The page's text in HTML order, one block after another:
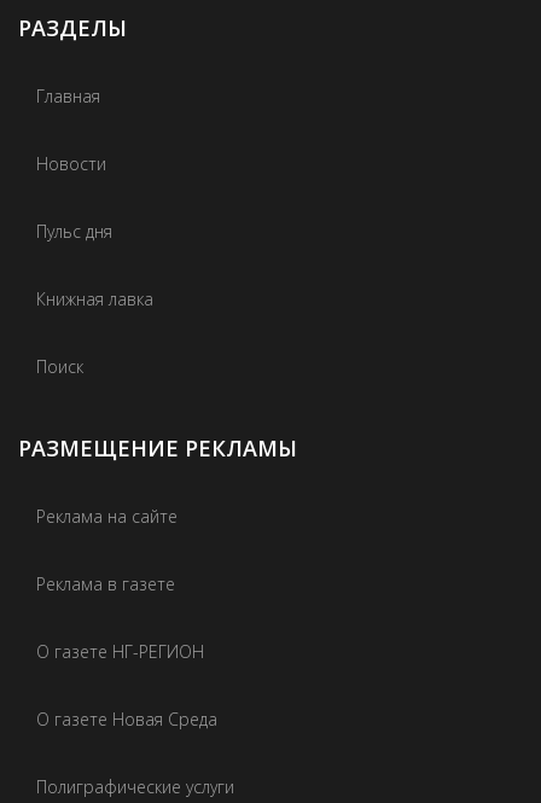
РАЗДЕЛЫ
Главная
Новости
Пульс дня
Книжная лавка
Поиск
РАЗМЕЩЕНИЕ РЕКЛАМЫ
Реклама на сайте
Реклама в газете
О газете НГ-РЕГИОН
О газете Новая Среда
Полиграфические услуги